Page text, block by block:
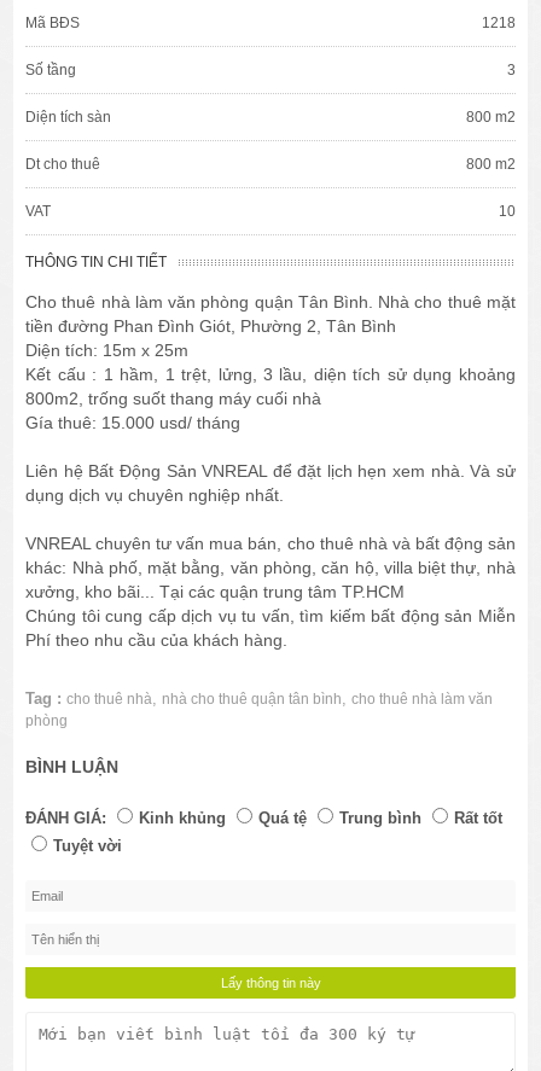
Mã BĐS 1218
Số tầng 3
Diện tích sàn 800 m2
Dt cho thuê 800 m2
VAT 10
THÔNG TIN CHI TIẾT
Cho thuê nhà làm văn phòng quận Tân Bình. Nhà cho thuê mặt
tiền đường Phan Đình Giót, Phường 2, Tân Bình
Diện tích: 15m x 25m
Kết cấu : 1 hầm, 1 trệt, lửng, 3 lầu, diện tích sử dụng khoảng
800m2, trống suốt thang máy cuối nhà
Gía thuê: 15.000 usd/ tháng
Liên hệ Bất Động Sản VNREAL để đặt lịch hẹn xem nhà. Và sử
dụng dịch vụ chuyên nghiệp nhất.
VNREAL chuyên tư vấn mua bán, cho thuê nhà và bất động sản
khác: Nhà phố, mặt bằng, văn phòng, căn hộ, villa biệt thự, nhà
xưởng, kho bãi... Tại các quận trung tâm TP.HCM
Chúng tôi cung cấp dịch vụ tu vấn, tìm kiếm bất động sản Miễn
Phí theo nhu cầu của khách hàng.
Tag : cho thuê nhà nhà cho thuê quận tân bình ,cho thuê nhà làm văn
phòng
BÌNH LUẬN
ĐÁNH GIÁ: Kinh khủng Quá tệ Trung bình
Rất tốt
Tuyệt vời